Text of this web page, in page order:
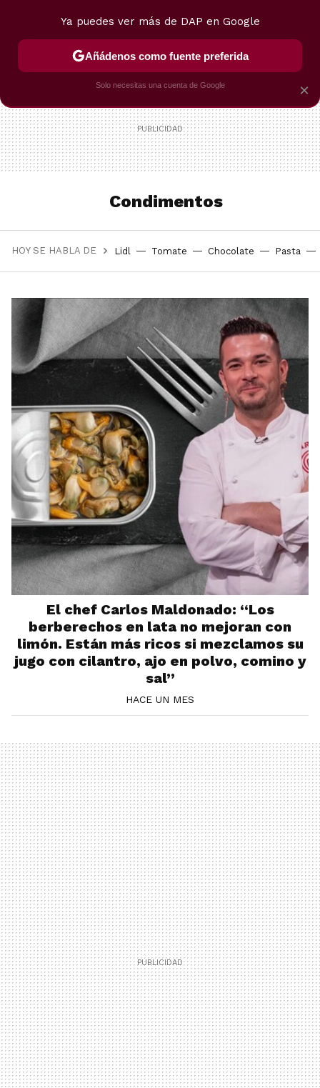
POSTRES VIAJES SELECCIÓN VEGUI
Condimentos
HOY SE HABLA DE Lidl Tomate Chocolate Pasta
El chef Carlos Maldonado: “Los
berberechos en lata no mejoran con
limón. Están más ricos si mezclamos su
jugo con cilantro, ajo en polvo, comino y
sal”
HACE UN MES
×
Ya puedes ver más de DAP en Google
Añádenos como fuente preferida
Solo necesitas una cuenta de Google